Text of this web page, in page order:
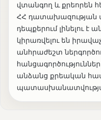
վտանգող և քրեորեն
ՀՀ դատախազության
դեպքերում լինելու
կիրառվելու են
անհրաժեշտ
անձանց քրեական